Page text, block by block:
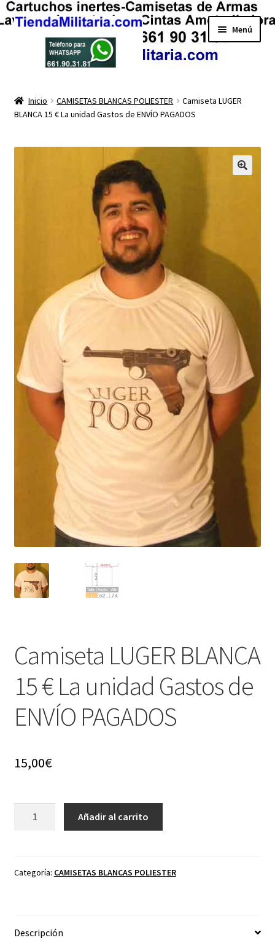
Ir
navegación
Ir
contenido
Menú
Finalizar compra
Carrito
Inicio CAMISETAS BLANCAS POLIESTER
Camiseta LUGER
BLANCA 15 € La unidad Gastos de ENVÍO PAGADOS
Camiseta LUGER BLANCA
15 € La unidad Gastos de
ENVÍO PAGADOS
15,00€
€
de
Añadir al carrito
Categoría: CAMISETAS BLANCAS POLIESTER
Descripción